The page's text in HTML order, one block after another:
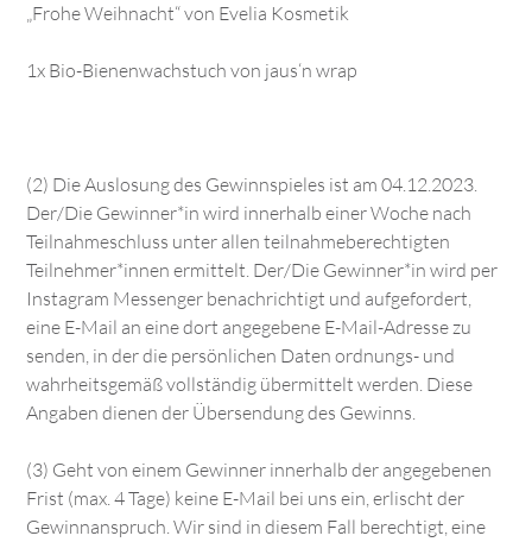
„Frohe Weihnacht“ von Evelia Kosmetik
1x Bio-Bienenwachstuch von jaus‘n wrap
(2) Die Auslosung des Gewinnspieles ist am 04.12.2023.
Der/Die Gewinner*in wird innerhalb einer Woche nach
Teilnahmeschluss unter allen teilnahmeberechtigten
Teilnehmer*innen ermittelt. Der/Die Gewinner*in wird per
Instagram Messenger benachrichtigt und aufgefordert,
eine E-Mail an eine dort angegebene E-Mail-Adresse zu
senden, in der die persönlichen Daten ordnungs- und
wahrheitsgemäß vollständig übermittelt werden. Diese
Angaben dienen der Übersendung des Gewinns.
(3) Geht von einem Gewinner innerhalb der angegebenen
Frist (max. 4 Tage) keine E-Mail bei uns ein, erlischt der
Gewinnanspruch. Wir sind in diesem Fall berechtigt, eine